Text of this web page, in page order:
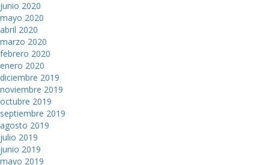
junio 2020
mayo 2020
abril 2020
marzo 2020
febrero 2020
enero 2020
diciembre 2019
noviembre 2019
octubre 2019
septiembre 2019
agosto 2019
julio 2019
junio 2019
mayo 2019